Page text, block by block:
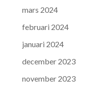
mars 2024
februari 2024
januari 2024
december 2023
november 2023